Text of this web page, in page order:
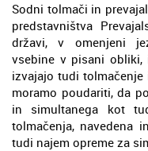
Sodni tolmači in
predstavništva
državi, v omenjeni
vsebine v pisani
izvajajo tudi
moramo poudariti, da
in simultanega kot
tolmačenja, navedena
tudi najem opreme za